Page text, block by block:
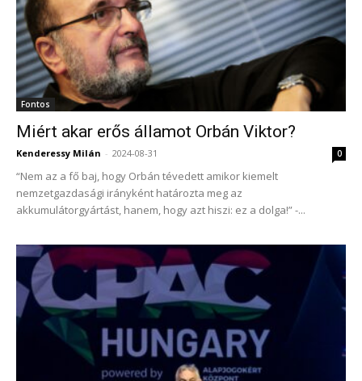
Fontos
Miért akar erős államot Orbán Viktor?
Kenderessy Milán - 2024-08-31 0
“Nem az a fő baj, hogy Orbán tévedett amikor kiemelt
nemzetgazdasági irányként határozta meg az
akkumulátorgyártást, hanem, hogy azt hiszi: ez a dolga!” -...